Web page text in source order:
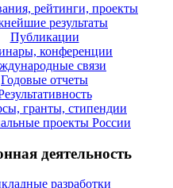
рейтинги, проекты
результаты
Публикации
конференции
связи
Годовые отчеты
гранты, стипендии
проекты России
деятельность
разработки